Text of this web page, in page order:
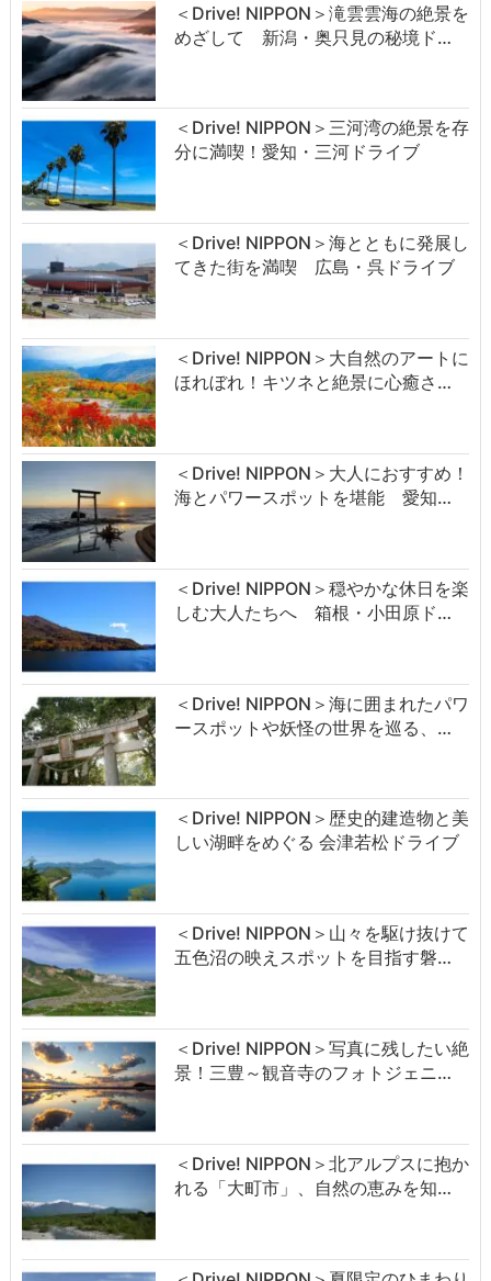
＜Drive! NIPPON＞滝雲雲海の絶景を
めざして 新潟・奥只見の秘境ド…
＜Drive! NIPPON＞三河湾の絶景を存
分に満喫！愛知・三河ドライブ
＜Drive! NIPPON＞海とともに発展し
てきた街を満喫 広島・呉ドライブ
＜Drive! NIPPON＞大自然のアートに
ほれぼれ！キツネと絶景に心癒さ…
＜Drive! NIPPON＞大人におすすめ！
海とパワースポットを堪能 愛知…
＜Drive! NIPPON＞穏やかな休日を楽
しむ大人たちへ 箱根・小田原ド…
＜Drive! NIPPON＞海に囲まれたパワ
ースポットや妖怪の世界を巡る、…
＜Drive! NIPPON＞歴史的建造物と美
しい湖畔をめぐる 会津若松ドライブ
＜Drive! NIPPON＞山々を駆け抜けて
五色沼の映えスポットを目指す磐…
＜Drive! NIPPON＞写真に残したい絶
景！三豊～観音寺のフォトジェニ…
＜Drive! NIPPON＞北アルプスに抱か
れる「大町市」、自然の恵みを知…